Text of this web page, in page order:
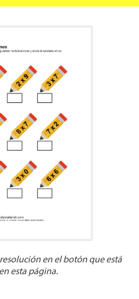
en el botón que está
esta página.